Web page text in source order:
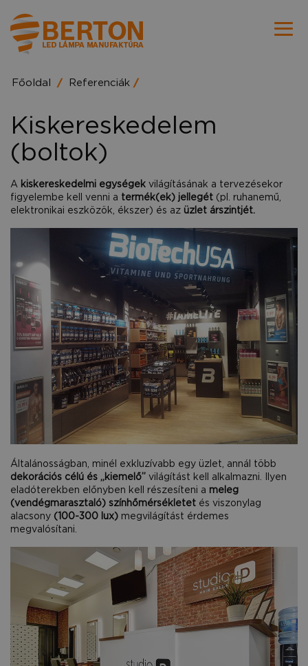
Főoldal Referenciák
Kiskereskedelem
(boltok)
A kiskereskedelmi egységek világításának a tervezésekor
figyelembe kell venni a termék(ek) jellegét (pl. ruhanemű,
elektronikai eszközök, ékszer) és az üzlet árszintjét.
Általánosságban, minél exkluzívabb egy üzlet, annál több
dekorációs célú és „kiemelő” világítást kell alkalmazni. Ilyen
eladóterekben előnyben kell részesíteni a meleg
(vendégmarasztaló) színhőmérsékletet és viszonylag
alacsony (100-300 lux) megvilágítást érdemes
megvalósítani.